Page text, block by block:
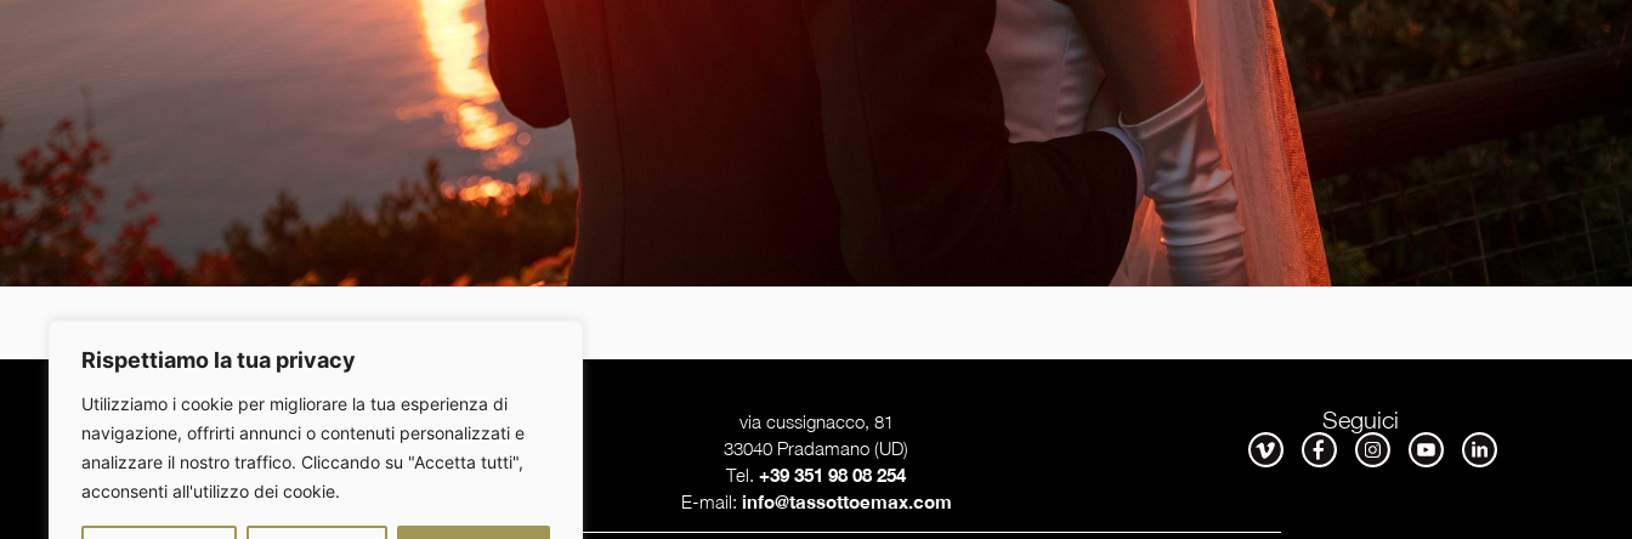
Rispettiamo la tua privacy
Utilizziamo i cookie per migliorare la tua esperienza di
navigazione, offrirti annunci o contenuti personalizzati e
analizzare il nostro traffico. Cliccando su "Accetta tutti",
acconsenti all'utilizzo dei cookie.
via cussignacco, 81
33040 Pradamano (UD)
Tel. +39 351 98 08 254
E-mail: info@tassottoemax.com
Seguici